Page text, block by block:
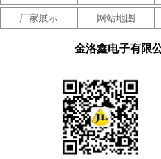
NAKA晶振
NJR晶振
高利奇晶振
维管晶振
拉隆晶振
厂家展示 网站地图
金洛鑫电子有限